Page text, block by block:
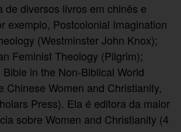
de diversos livros em chinês e
exemplo, Postcolonial Imagination
(Westminster John Knox);
Feminist Theology (Pilgrim);
in the Non-Biblical World
Chinese Women and Christianity,
Press). Ela é editora da maior
sobre Women and Christianity (4